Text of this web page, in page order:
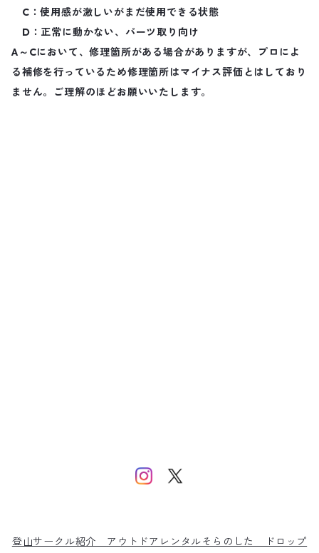
C：使用感が激しいがまだ使用できる状態
D：正常に動かない、パーツ取り向け
A～Cにおいて、修理箇所がある場合がありますが、プロによ
る補修を行っているため修理箇所はマイナス評価とはしており
ません。ご理解のほどお願いいたします。
登山サークル紹介 アウトドアレンタルそらのした ドロップ